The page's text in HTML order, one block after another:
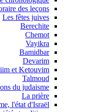
des leçons
Les fêtes juives
Berechite
Chemot
Vayikra
Bamidbar
Devarim
et Ketouvim
Talmoud
du judaisme
La prière
l'état d'Israël